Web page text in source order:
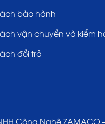
bảo hành
vận chuyển và kiểm
đổi trả
Công Nghệ ZAMACO